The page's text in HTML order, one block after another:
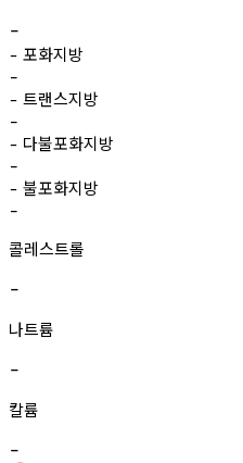
-
- 포화지방
-
- 트랜스지방
-
- 다불포화지방
-
- 불포화지방
-
콜레스트롤
-
나트륨
-
칼륨
-